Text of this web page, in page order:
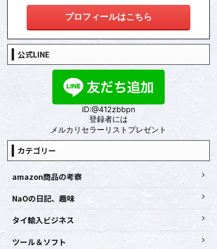
プロフィールはこちら
公式LINE
ID:@412zbbpn
登録者には
メルカリセラーリストプレゼント
カテゴリー
amazon商品の考察
NaOの日記、趣味
タイ輸入ビジネス
ツール＆ソフト